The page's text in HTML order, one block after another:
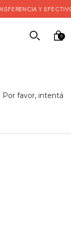
Y
0
Por favor, intentá